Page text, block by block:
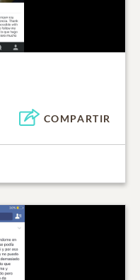
COMPARTIR